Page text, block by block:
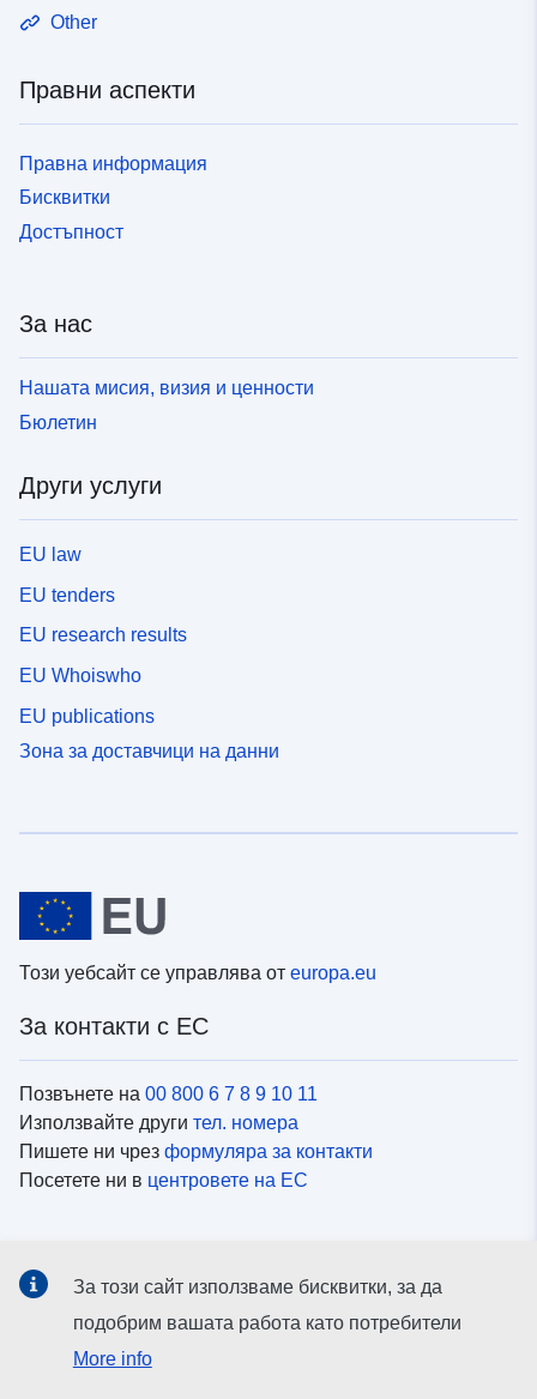
Other
Правни аспекти
Правна информация
Бисквитки
Достъпност
За нас
Нашата мисия, визия и ценности
Бюлетин
Други услуги
EU law
EU tenders
EU research results
EU Whoiswho
EU publications
Зона за доставчици на данни
Този уебсайт се управлява от europa.eu
За контакти с ЕС
Позвънете на 00 800 6 7 8 9 10 11
Използвайте други тел. номера
Пишете ни чрез формуляра за контакти
Посетете ни в центровете на ЕС
Вижте профили на ЕС в социалните медии
За този сайт използваме бисквитки, за да
подобрим вашата работа като потребители
More info